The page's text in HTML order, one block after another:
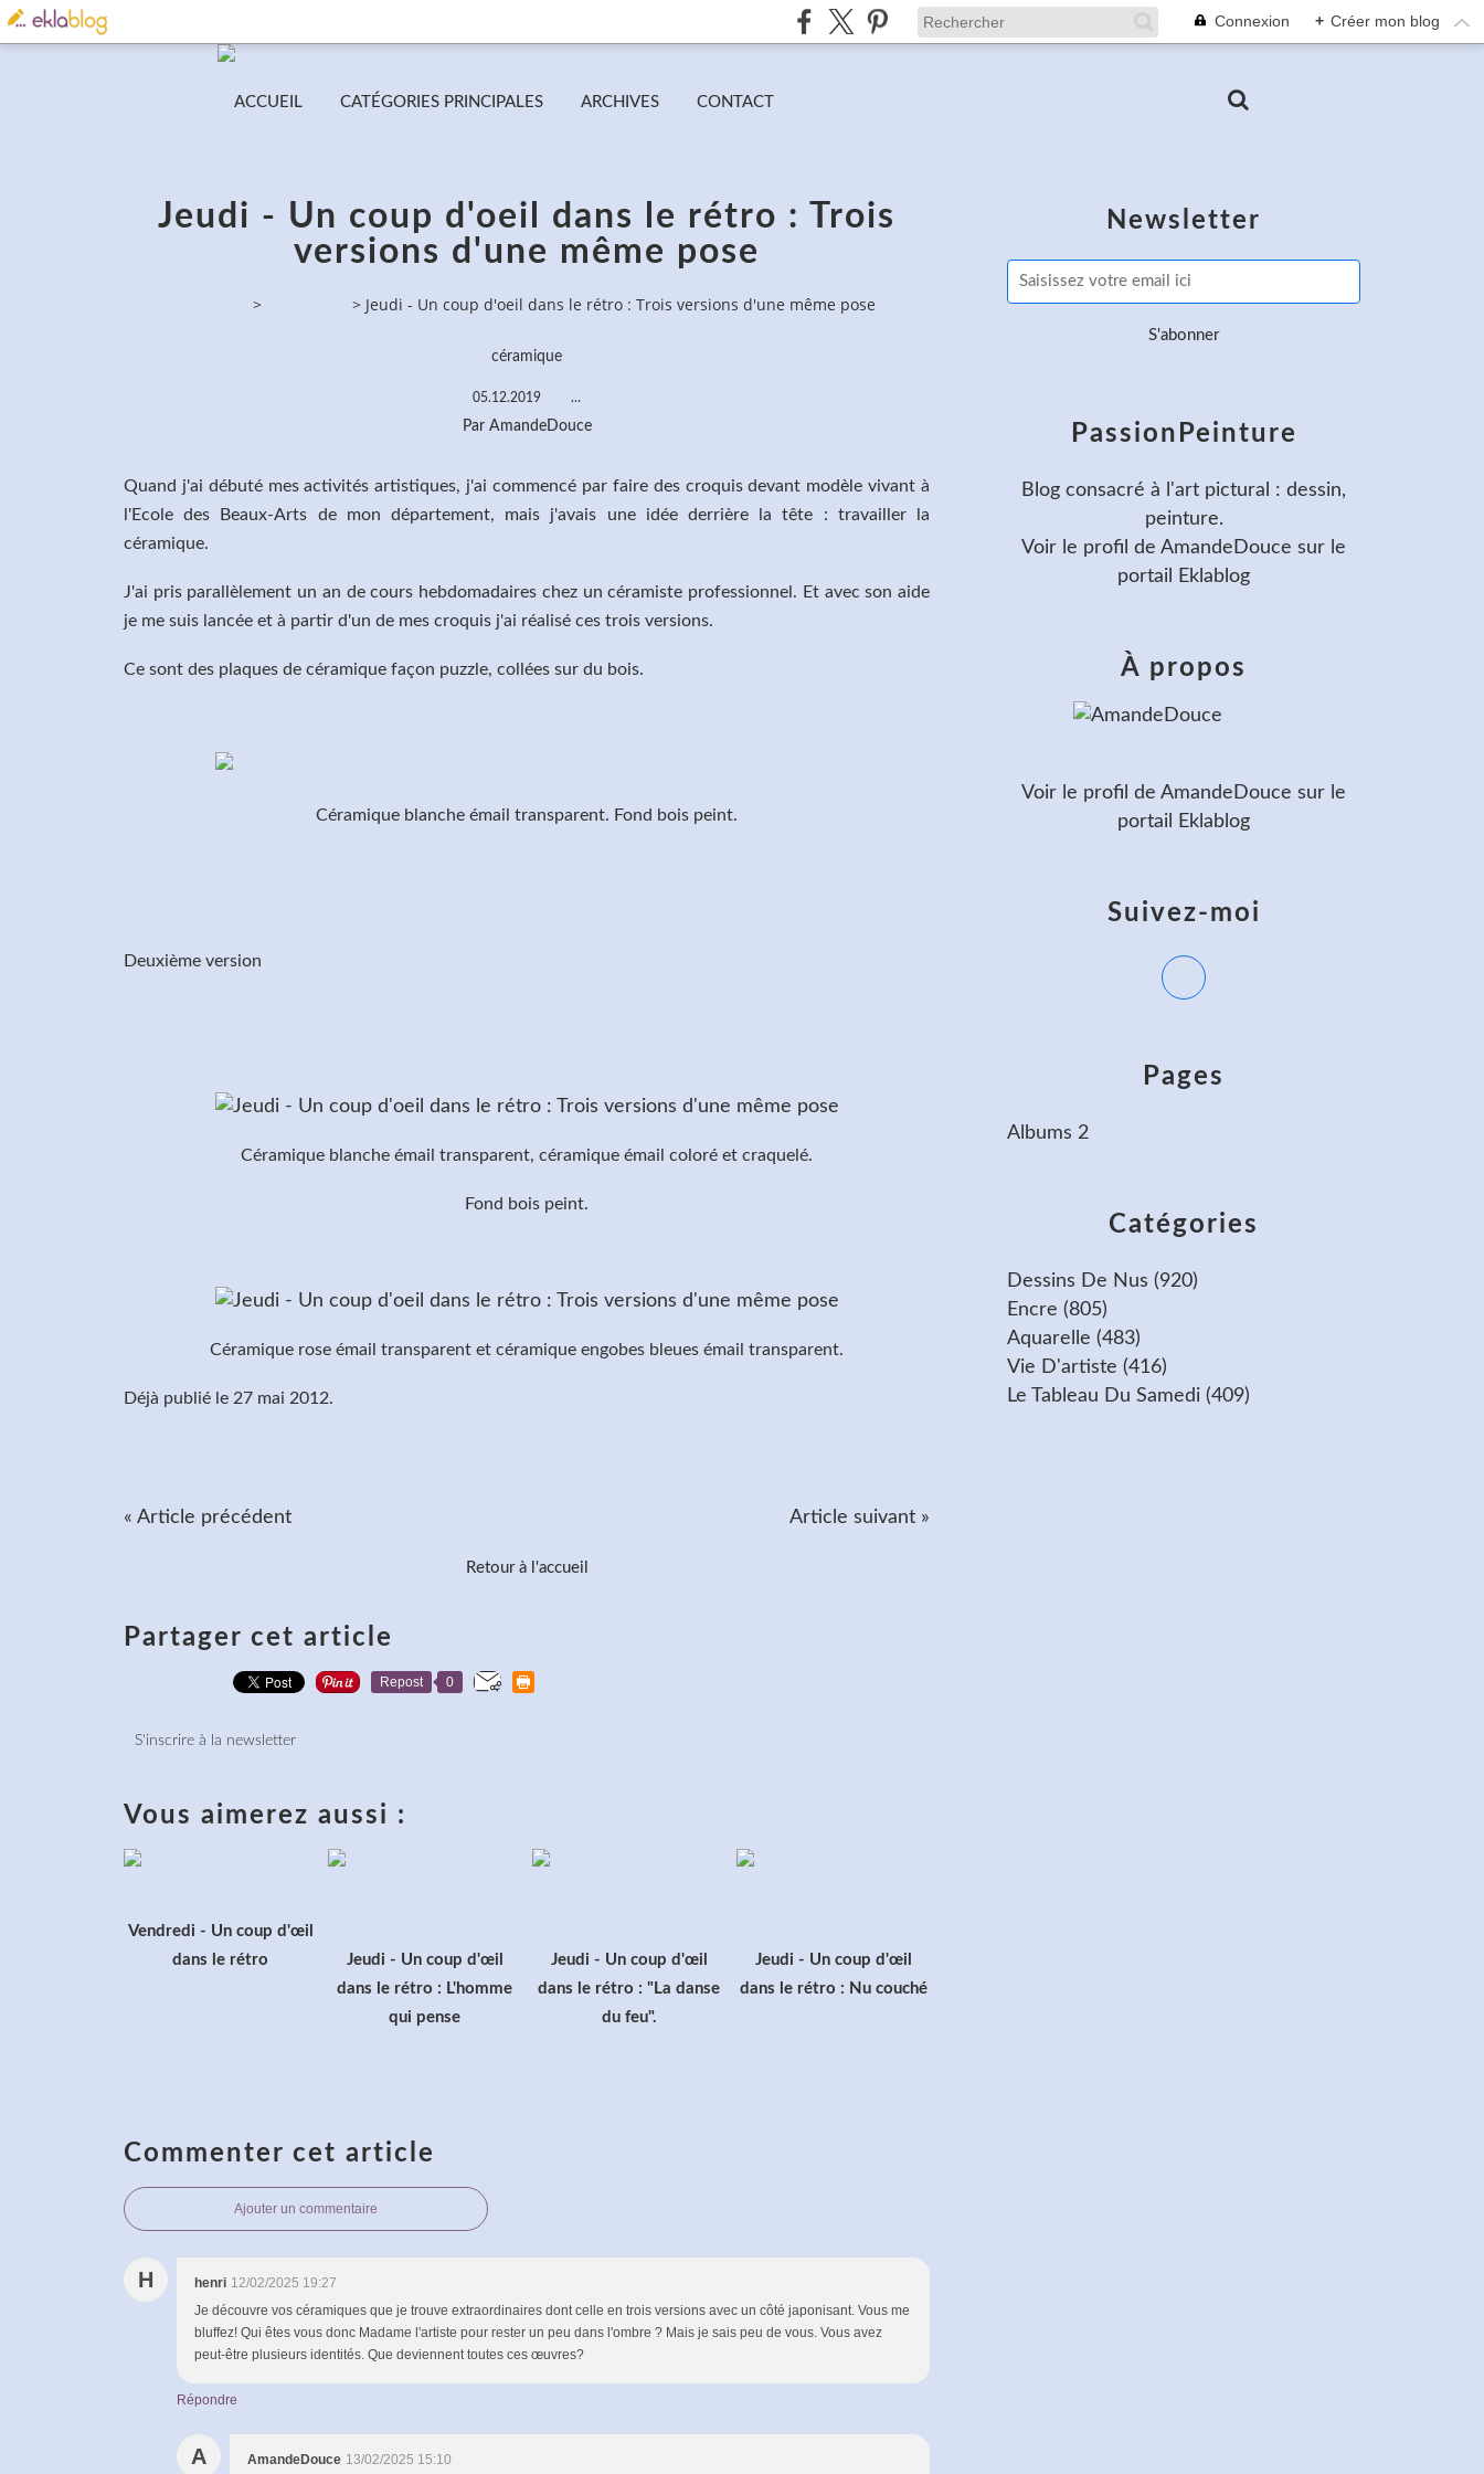
Connexion + Créer mon blog
ACCUEIL CATÉGORIES PRINCIPALES ARCHIVES CONTACT
Jeudi - Un coup d'oeil dans le rétro : Trois
versions d'une même pose
> > Jeudi - Un coup d'oeil dans le rétro : Trois versions d'une même pose
céramique
05.12.2019 …
Par AmandeDouce
Quand j'ai débuté mes activités artistiques, j'ai commencé par faire des croquis devant modèle vivant à
l'Ecole des Beaux-Arts de mon département, mais j'avais une idée derrière la tête : travailler la
céramique.
J'ai pris parallèlement un an de cours hebdomadaires chez un céramiste professionnel. Et avec son aide
je me suis lancée et à partir d'un de mes croquis j'ai réalisé ces trois versions.
Ce sont des plaques de céramique façon puzzle, collées sur du bois.
Céramique blanche émail transparent. Fond bois peint.
Deuxième version
Céramique blanche émail transparent, céramique émail coloré et craquelé.
Fond bois peint.
Céramique rose émail transparent et céramique engobes bleues émail transparent.
Déjà publié le 27 mai 2012.
« Article précédent Article suivant »
Retour à l'accueil
Partager cet article
Repost 0
S'inscrire à la newsletter
Vous aimerez aussi :
Vendredi - Un coup d'œil
dans le rétro
Jeudi - Un coup d'œil
dans le rétro : L'homme
qui pense
Jeudi - Un coup d'œil
dans le rétro : "La danse
du feu".
Jeudi - Un coup d'œil
dans le rétro : Nu couché
Commenter cet article
Ajouter un commentaire
H henri 12/02/2025 19:27
Je découvre vos céramiques que je trouve extraordinaires dont celle en trois versions avec un côté japonisant. Vous me
bluffez! Qui êtes vous donc Madame l'artiste pour rester un peu dans l'ombre ? Mais je sais peu de vous. Vous avez
peut-être plusieurs identités. Que deviennent toutes ces œuvres?
Répondre
A AmandeDouce 13/02/2025 15:10
Newsletter
Catégories
Dessins De Nus (920)
Encre (805)
Aquarelle (483)
Vie D'artiste (416)
Le Tableau Du Samedi (409)
Pages
Albums 2
PassionPeinture
Blog consacré à l'art pictural : dessin,
peinture.
Voir le profil de AmandeDouce sur le
portail Eklablog
Suivez-moi
À propos
Voir le profil de AmandeDouce sur le
portail Eklablog